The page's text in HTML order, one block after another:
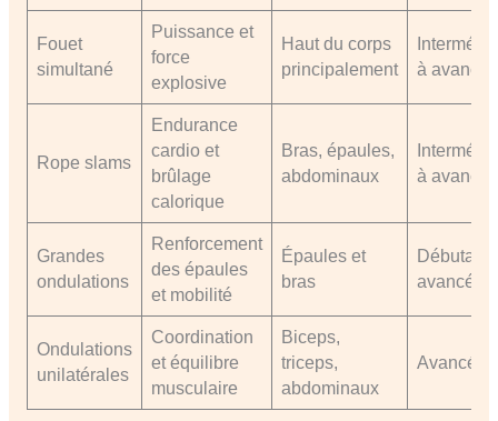
Fouet
simultané
Puissance et
force
explosive
Haut du corps
principalement
à avancé
Rope slams
Endurance
cardio et
brûlage
calorique
Bras, épaules,
abdominaux
à avancé
Grandes
ondulations
Renforcement
des épaules
et mobilité
Épaules et
bras
Débutant
avancé
Ondulations
unilatérales
Coordination
et équilibre
musculaire
Biceps,
triceps,
abdominaux
Avancé